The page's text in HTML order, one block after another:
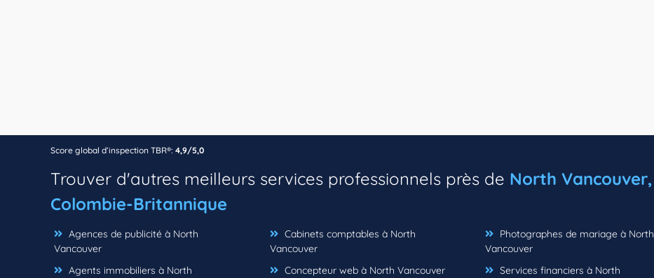
Score global d’inspection TBR®: 4,9/5,0
Trouver d'autres meilleurs services professionnels près de North Vancouver,
Colombie-Britannique
Agences de publicité à North
Vancouver
Agents immobiliers à North
Cabinets comptables à North
Vancouver
Concepteur web à North Vancouver
Photographes de mariage à North
Vancouver
Services financiers à North